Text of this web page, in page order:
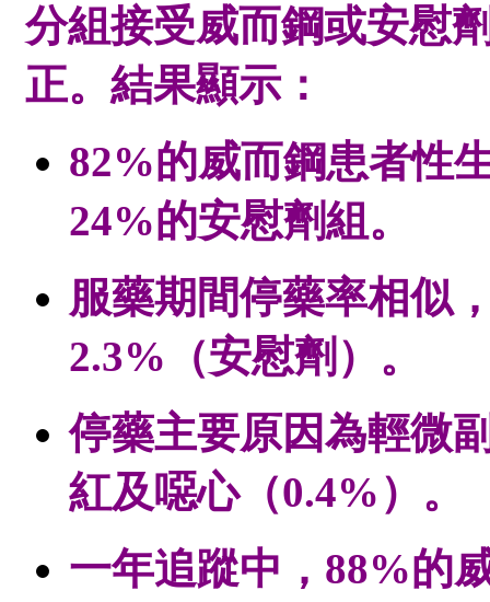
分組接受威而鋼或安慰
正。結果顯示：
82%的威而鋼患者性
24%的安慰劑組。
服藥期間停藥率相似
2.3%（安慰劑）。
停藥主要原因為輕微
紅及噁心（0.4%）。
一年追蹤中，88%的